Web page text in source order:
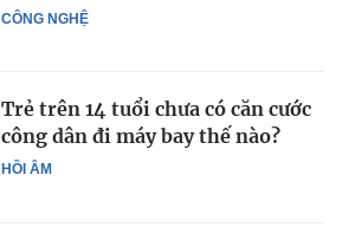
CÔNG NGHỆ
HỒI ÂM
Trẻ trên 14 tuổi chưa có căn cước
công dân đi máy bay thế nào?